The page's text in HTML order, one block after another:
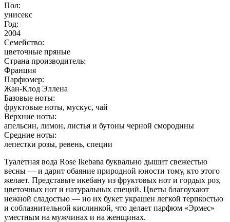
Пол:
унисекс
Год:
2004
Семейство:
цветочные пряные
Страна производитель:
Франция
Парфюмер:
Жан-Клод Эллена
Базовые ноты:
фруктовые ноты, мускус, чай
Верхние ноты:
апельсин, лимон, листья и бутоны черной смородины
Средние ноты:
лепестки розы, ревень, специи
Туалетная вода Rose Ikebana буквально дышит свежестью
весны — и дарит обаяние природной юности тому, кто этого
желает. Представьте икебану из фруктовых нот и гордых роз,
цветочных нот и натуральных специй. Цветы благоухают
нежной сладостью — но их букет украшен легкой терпкостью
и соблазнительной кислинкой, что делает парфюм «Эрмес»
уместным на мужчинах и на женщинах.